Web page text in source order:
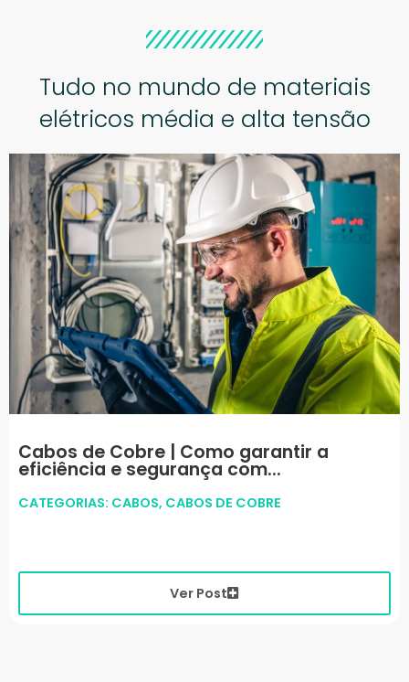
Tudo no mundo de materiais
elétricos média e alta tensão
Cabos de Cobre | Como garantir a
eficiência e segurança com...
CATEGORIAS: CABOS, CABOS DE COBRE
Ver Post